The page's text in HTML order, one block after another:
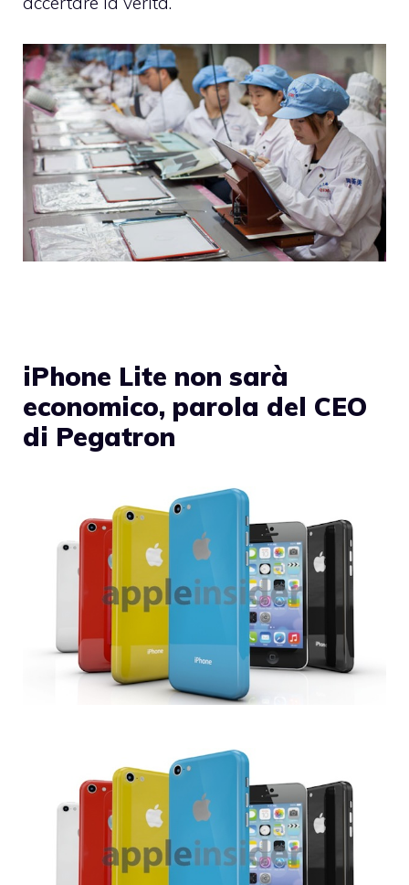
iPhone Lite non sarà
economico, parola del CEO
di Pegatron